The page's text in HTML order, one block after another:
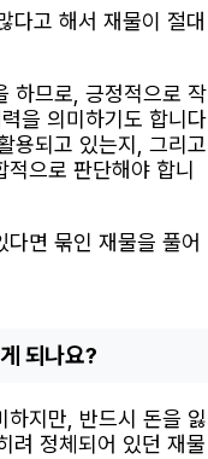
다고 해서 재물이 절대
하므로, 긍정적으로 작
을 의미하기도 합니
용되고 있는지, 그리고
으로 판단해야 합니
면 묶인 재물을 풀어
되나요?
하지만, 반드시 돈을 잃
려 정체되어 있던 재물